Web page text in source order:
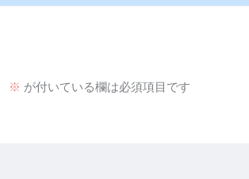
※ が付いている欄は必須項目です